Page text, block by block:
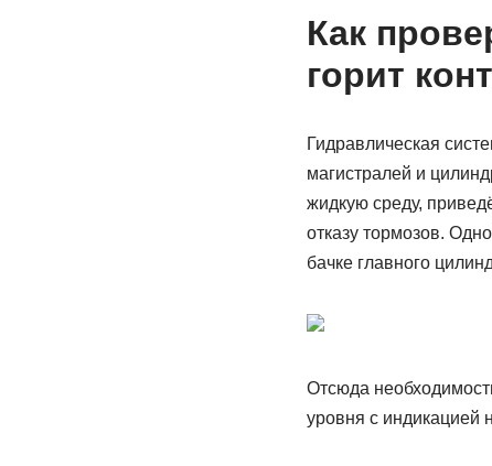
Как
горит
Гидравлическая
магистралей и
жидкую среду,
отказу тормозов.
бачке главного
Отсюда
уровня с индикацией